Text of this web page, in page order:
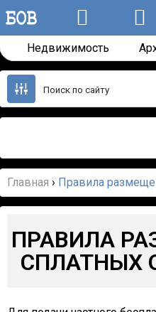
Недвижимость
Перейти
содержанию
Главная › Правила
ПРАВИЛА
СПЛАТНЫХ